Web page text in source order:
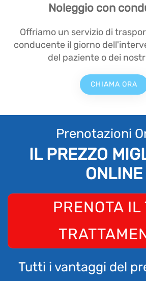
Noleggio con
Offriamo un servizio di
conducente il giorno
del paziente o dei
CHIAMA ORA
Prenotazioni
IL PREZZO
ONLINE
PRENOTA IL
Tutti i vantaggi del